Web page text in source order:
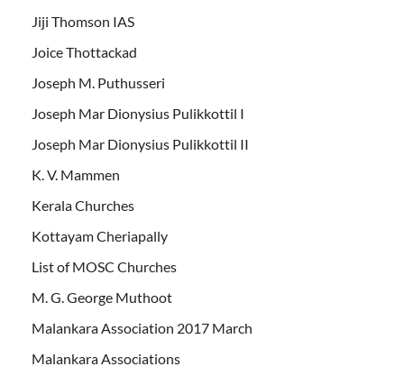
Jiji Thomson IAS
Joice Thottackad
Joseph M. Puthusseri
Joseph Mar Dionysius Pulikkottil I
Joseph Mar Dionysius Pulikkottil II
K. V. Mammen
Kerala Churches
Kottayam Cheriapally
List of MOSC Churches
M. G. George Muthoot
Malankara Association 2017 March
Malankara Associations